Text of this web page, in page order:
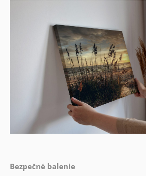
Bezpečné balenie